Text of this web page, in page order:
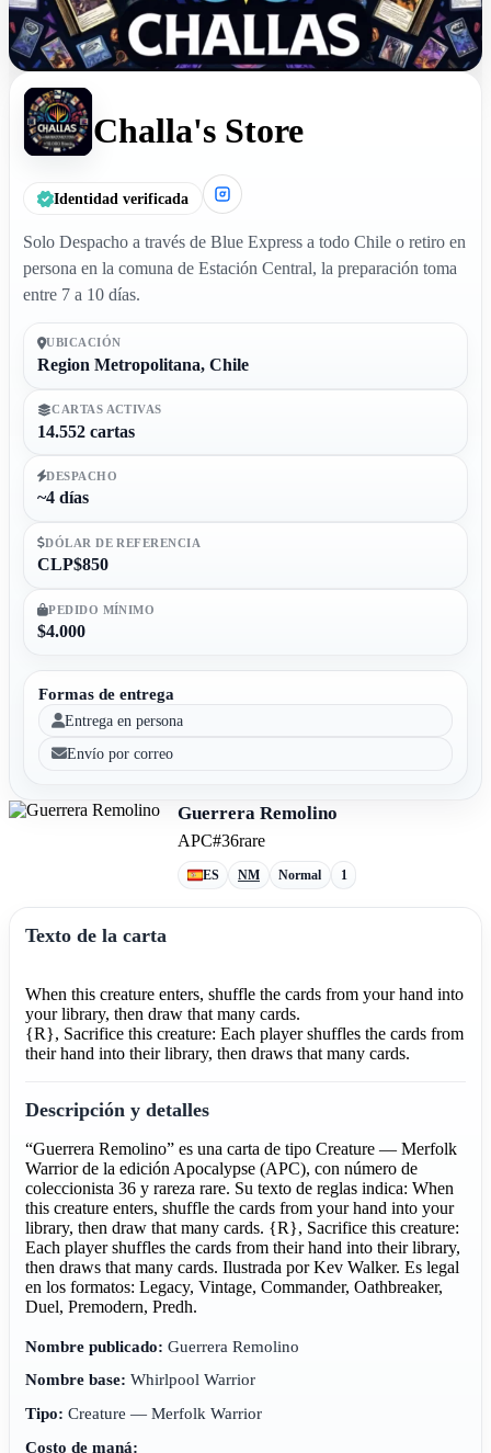
Challa's Store
Identidad verificada
Solo Despacho a través de Blue Express a todo Chile o retiro en
persona en la comuna de Estación Central, la preparación toma
entre 7 a 10 días.
UBICACIÓN
Region Metropolitana, Chile
CARTAS ACTIVAS
14.552 cartas
DESPACHO
~4 días
DÓLAR DE REFERENCIA
CLP$850
PEDIDO MÍNIMO
$4.000
Formas de entrega
Entrega en persona
Envío por correo
Guerrera Remolino
APC#36rare
ES NM Normal 1
Texto de la carta
When this creature enters, shuffle the cards from your hand into
your library, then draw that many cards.
{R}, Sacrifice this creature: Each player shuffles the cards from
their hand into their library, then draws that many cards.
Descripción y detalles
“Guerrera Remolino” es una carta de tipo Creature — Merfolk
Warrior de la edición Apocalypse (APC), con número de
coleccionista 36 y rareza rare. Su texto de reglas indica: When
this creature enters, shuffle the cards from your hand into your
library, then draw that many cards. {R}, Sacrifice this creature:
Each player shuffles the cards from their hand into their library,
then draws that many cards. Ilustrada por Kev Walker. Es legal
en los formatos: Legacy, Vintage, Commander, Oathbreaker,
Duel, Premodern, Predh.
Nombre publicado: Guerrera Remolino
Nombre base: Whirlpool Warrior
Tipo: Creature — Merfolk Warrior
Costo de maná: